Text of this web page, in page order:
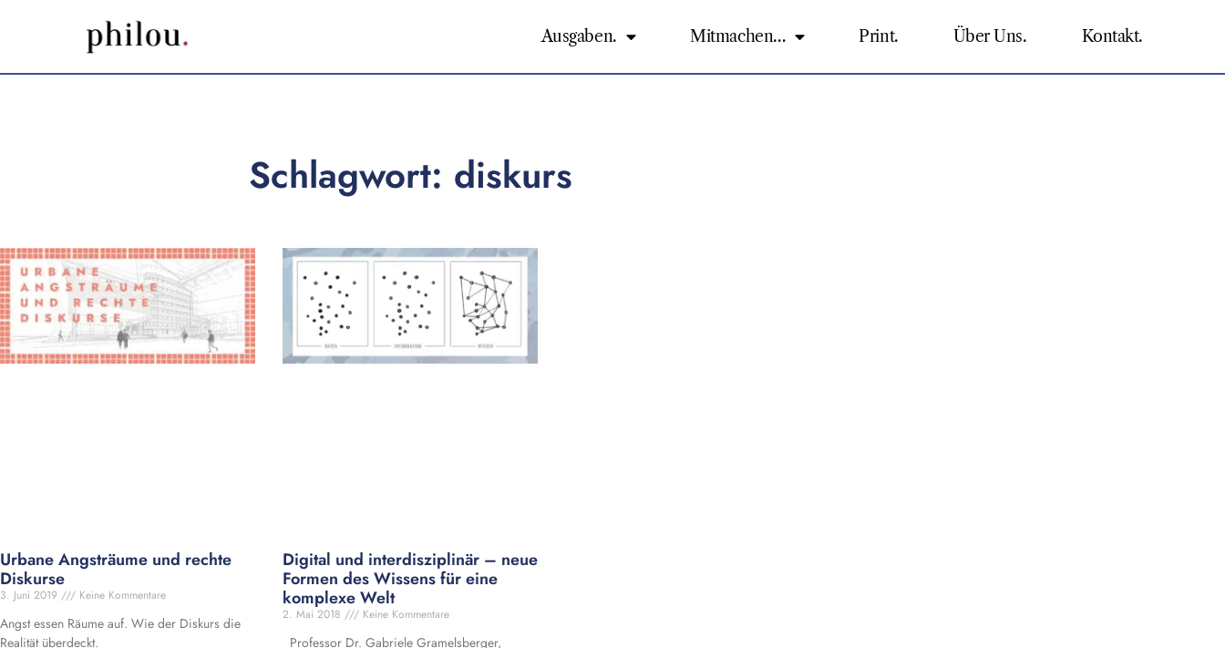
Ausgaben. Mitmachen… Print. Über Uns. Kontakt.
Schlagwort: diskurs
Urbane Angsträume und rechte
Diskurse
3. Juni 2019 Keine Kommentare
Angst essen Räume auf. Wie der Diskurs die
Realität überdeckt.
Digital und interdisziplinär – neue
Formen des Wissens für eine
komplexe Welt
2. Mai 2018 Keine Kommentare
Professor Dr. Gabriele Gramelsberger,